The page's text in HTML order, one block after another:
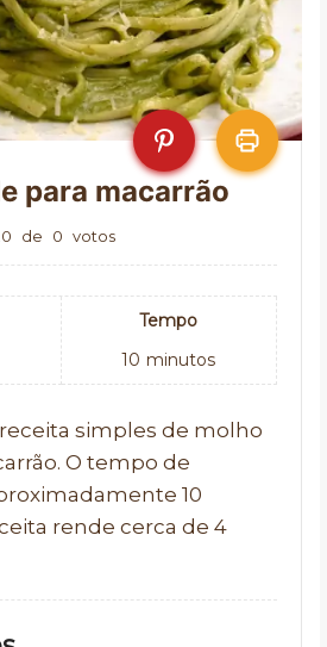
para macarrão
de 0 votos
Tempo
10 minutos
simples de molho
O tempo de
10
rende cerca de 4